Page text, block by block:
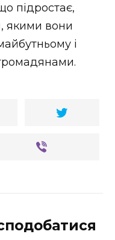
підростає,
якими вони
і